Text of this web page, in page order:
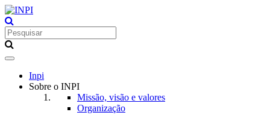
Toggle
navigation
Inpi
Sobre o INPI
Missão, visão e valores
Organização